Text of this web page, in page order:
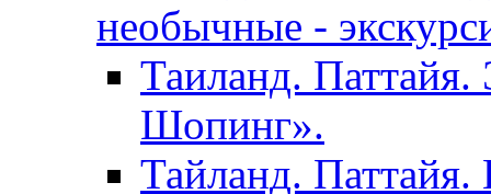
необычные -
Таиланд. Паттайя.
Шопинг».
Тайланд. Паттайя.